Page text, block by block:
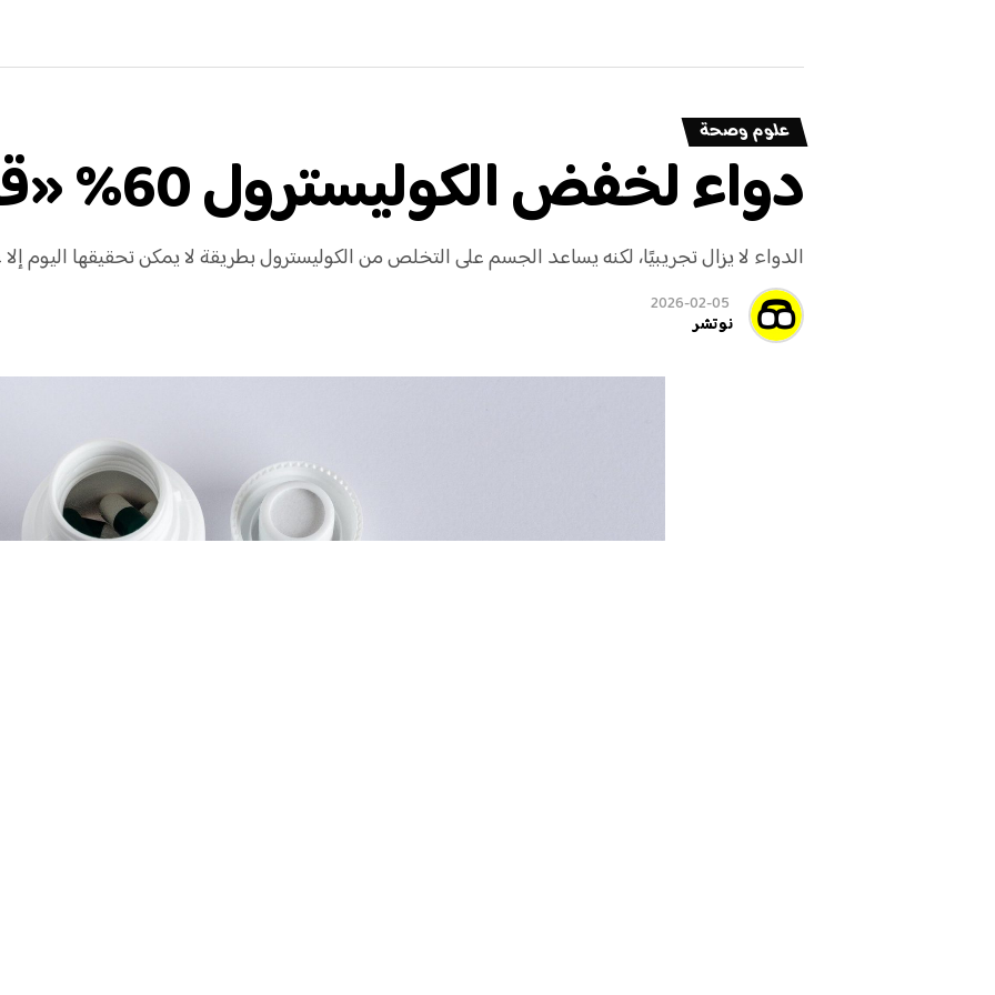
علوم وصحة
دواء لخفض الكوليسترول 60% «قيد التجربة»
الدواء لا يزال تجريبيًا، لكنه يساعد الجسم على التخلص من الكوليسترول بطريقة لا يمكن تحقيقها اليوم
2026-02-05
نوتشر